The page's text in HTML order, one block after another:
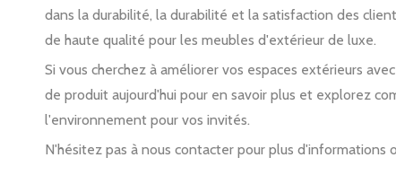
dans la durabilité, la durabilité et la satisfaction des
de haute qualité pour les meubles d'extérieur de luxe.
Si vous cherchez à améliorer vos espaces extérieurs
de produit aujourd'hui pour en savoir plus et explorez
l'environnement pour vos invités.
N'hésitez pas à nous contacter pour plus d'informations